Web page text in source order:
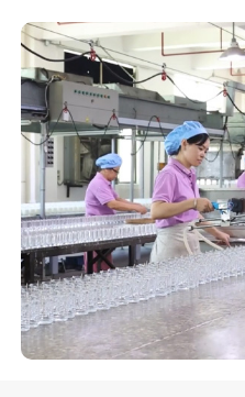
选择富强烛
以合理的价格，良好的服